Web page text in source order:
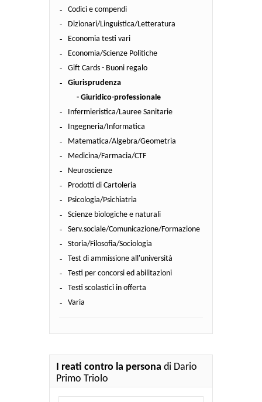
Codici e compendi
Dizionari/Linguistica/Letteratura
Economia testi vari
Economia/Scienze Politiche
Gift Cards - Buoni regalo
Giurisprudenza
- Giuridico-professionale
Infermieristica/Lauree Sanitarie
Ingegneria/Informatica
Matematica/Algebra/Geometria
Medicina/Farmacia/CTF
Neuroscienze
Prodotti di Cartoleria
Psicologia/Psichiatria
Scienze biologiche e naturali
Serv.sociale/Comunicazione/Formazione
Storia/Filosofia/Sociologia
Test di ammissione all'università
Testi per concorsi ed abilitazioni
Testi scolastici in offerta
Varia
I reati contro la persona di Dario
Primo Triolo